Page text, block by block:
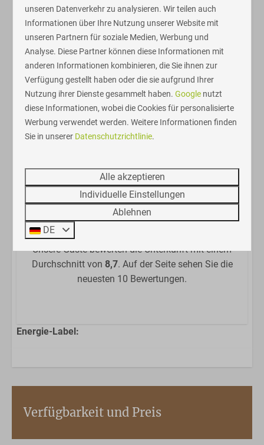
Dieses Ferienhaus hat eine Grundfläche von rund 60
m². Haustiere sind nicht gestattet.
Direkt neben der Unterkunft befindet sich ein Parkplatz
für ein Auto. Ein zweites Fahrzeug können Sie auf dem
Parkplatz am Parkeingang abstellen.
8,7
Unsere Gäste bewerten die Unterkunft mit einem
Durchschnitt von 8,7. Auf der Seite sehen Sie die
neuesten 10 Bewertungen.
Energie-Label:
Verfügbarkeit und Preis
unseren Datenverkehr zu analysieren. Wir teilen auch
Informationen über Ihre Nutzung unserer Website mit
unseren Partnern für soziale Medien, Werbung und
Analyse. Diese Partner können diese Informationen mit
anderen Informationen kombinieren, die Sie ihnen zur
Verfügung gestellt haben oder die sie aufgrund Ihrer
Nutzung ihrer Dienste gesammelt haben.Google nutzt
diese Informationen, wobei die Cookies für personalisierte
Werbung verwendet werden. Weitere Informationen finden
Sie in unserer Datenschutzrichtlinie.
Alle akzeptieren
Individuelle Einstellungen
Ablehnen
DE